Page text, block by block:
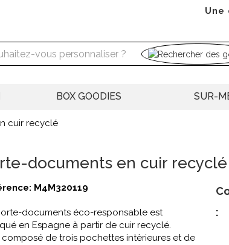
Une
BOX GOODIES SUR-
cuir recyclé
documents en cuir
M4M320119
documents éco-responsable est
en Espagne à partir de cuir recyclé.
composé de trois pochettes intèrieures et de
: